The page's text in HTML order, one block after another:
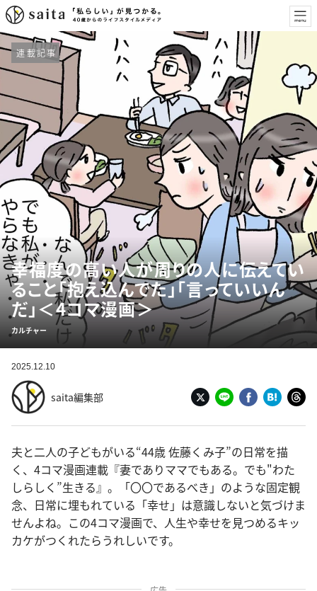
連載記事
幸福度の高い人が周りの人に伝えてい
ること「抱え込んでた」「言っていいん
だ」＜4コマ漫画＞
カルチャー
2025.12.10
saita編集部
夫と二人の子どもがいる“44歳 佐藤くみ子”の日常を描
く、4コマ漫画連載『妻でありママでもある。でも"わた
しらしく”生きる』。「〇〇であるべき」のような固定観
念、日常に埋もれている「幸せ」は意識しないと気づけま
せんよね。この4コマ漫画で、人生や幸せを見つめるキッ
カケがつくれたらうれしいです。